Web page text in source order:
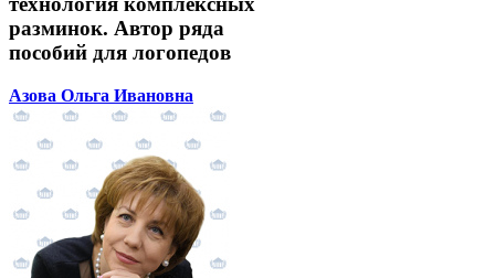
разминок. Автор ряда
пособий для логопедов
Азова Ольга Ивановна